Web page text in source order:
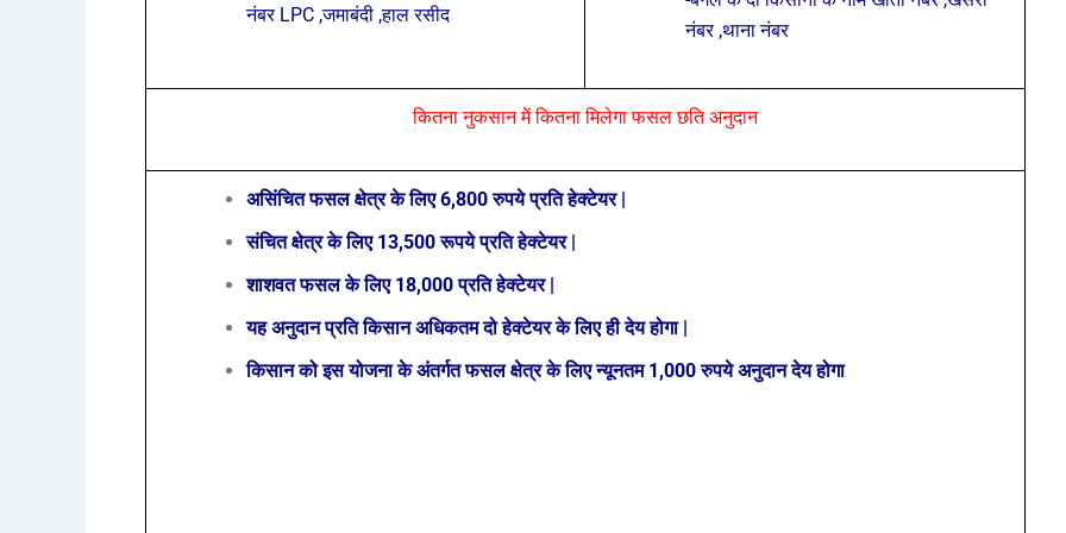
नंबर LPC ,जमाबंदी ,हाल रसीद
नंबर ,थाना नंबर
कितना नुकसान में कितना मिलेगा फसल छति अनुदान
असिंचित फसल क्षेत्र के लिए 6,800 रुपये प्रति हेक्टेयर |
संचित क्षेत्र के लिए 13,500 रूपये प्रति हेक्टेयर |
शाशवत फसल के लिए 18,000 प्रति हेक्टेयर |
यह अनुदान प्रति किसान अधिकतम दो हेक्टेयर के लिए ही देय होगा |
किसान को इस योजना के अंतर्गत फसल क्षेत्र के लिए न्यूनतम 1,000 रुपये अनुदान देय होगा